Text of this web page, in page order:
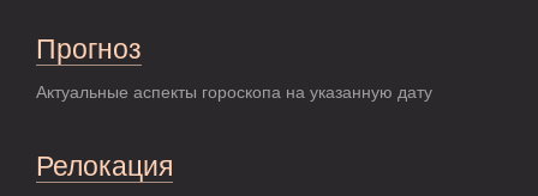
Прогноз
Актуальные аспекты гороскопа на указанную дату
Релокация